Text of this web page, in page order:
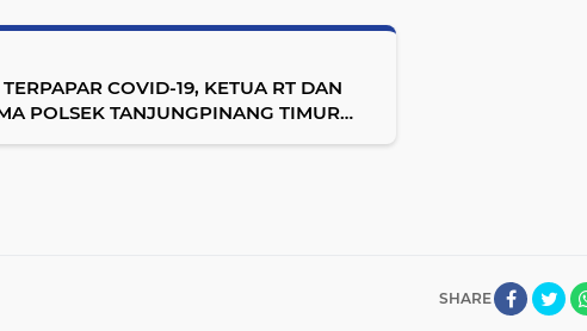
COVID-19, KETUA RT DAN
POLSEK TANJUNGPINANG TIMUR
SHARE